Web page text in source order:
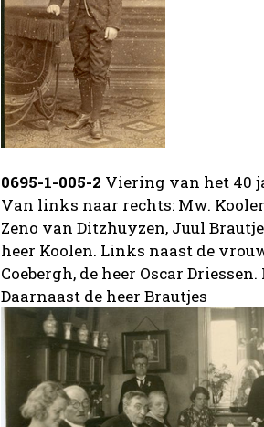
0695-1-005-2 Viering van het 40
Van links naar rechts: Mw.
Zeno van Ditzhuyzen, Juul
heer Koolen. Links naast de
Coebergh, de heer Oscar
Daarnaast de heer Brautjes